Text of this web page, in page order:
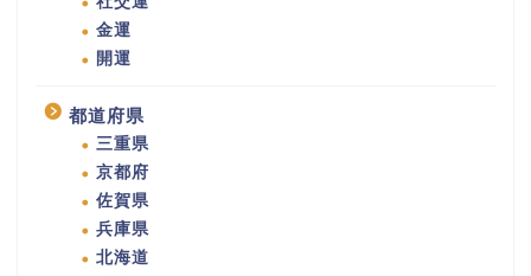
金運
開運
都道府県
三重県
京都府
佐賀県
兵庫県
北海道